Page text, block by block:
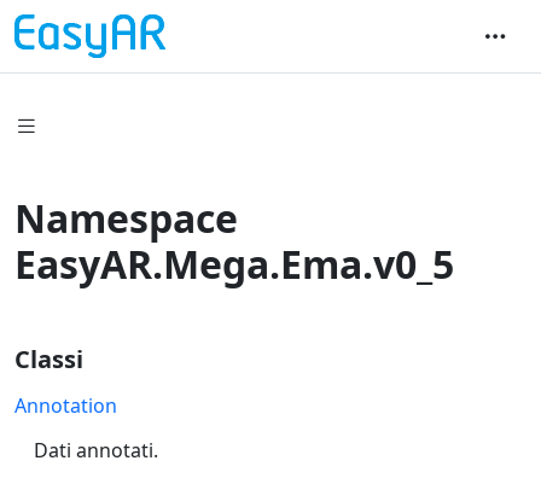
Namespace
EasyAR.Mega.Ema.v0_5
Classi
Annotation
Dati annotati.